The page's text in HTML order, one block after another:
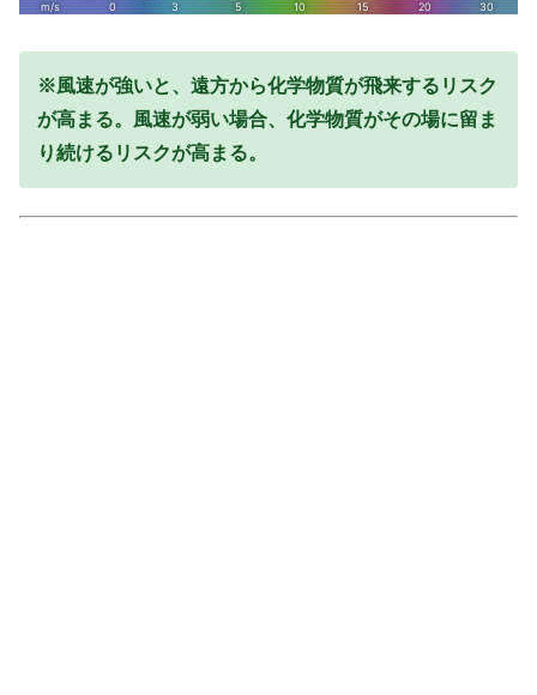
※風速が強いと、遠方から化学物質が飛来するリスク
が高まる。風速が弱い場合、化学物質がその場に留ま
り続けるリスクが高まる。